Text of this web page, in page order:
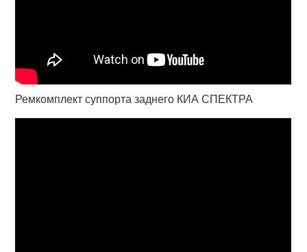
Ремкомплект суппорта заднего КИА СПЕКТРА